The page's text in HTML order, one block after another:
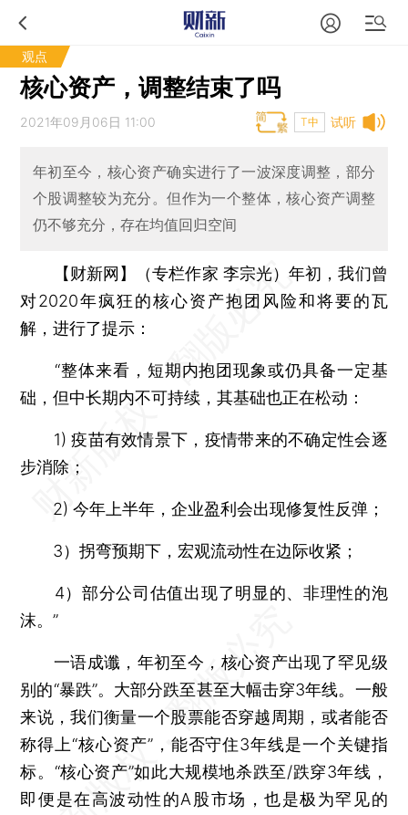
观点
核心资产，调整结束了吗
试听
2021年09月06日 11:00 T中
年初至今，核心资产确实进行了一波深度调整，部分
个股调整较为充分。但作为一个整体，核心资产调整
仍不够充分，存在均值回归空间
【财新网】（专栏作家 李宗光）年初，我们曾
对2020年疯狂的核心资产抱团风险和将要的瓦
解，进行了提示：
“整体来看，短期内抱团现象或仍具备一定基
础，但中长期内不可持续，其基础也正在松动：
1) 疫苗有效情景下，疫情带来的不确定性会逐
步消除；
2) 今年上半年，企业盈利会出现修复性反弹；
3）拐弯预期下，宏观流动性在边际收紧；
4）部分公司估值出现了明显的、非理性的泡
沫。”
一语成谶，年初至今，核心资产出现了罕见级
别的“暴跌”。大部分跌至甚至大幅击穿3年线。一般
来说，我们衡量一个股票能否穿越周期，或者能否
称得上“核心资产”，能否守住3年线是一个关键指
标。“核心资产”如此大规模地杀跌至/跌穿3年线，
即便是在高波动性的A股市场，也是极为罕见的